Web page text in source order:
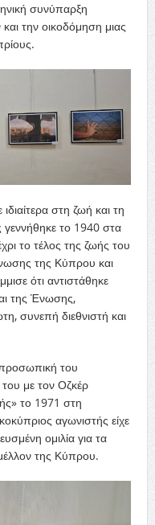
συνύπαρξη
την οικοδόμηση μιας
στη ζωή και τη
το 1940 στα
το τέλος της ζωής του
της Κύπρου και
ότι αντιστάθηκε
της Ένωσης,
συνεπή διεθνιστή και
του
με τον Οζκέρ
το 1971 στη
αγωνιστής είχε
ομιλία για τα
της Κύπρου.